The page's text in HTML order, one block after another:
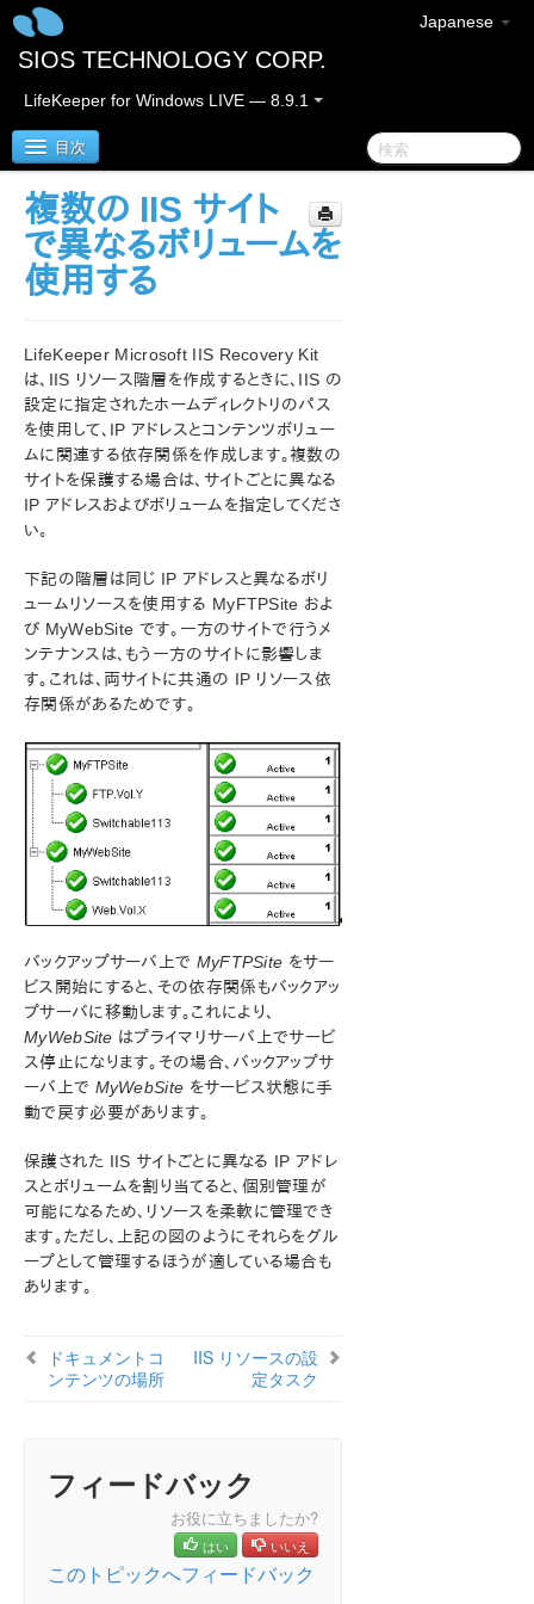
Japanese
SIOS TECHNOLOGY CORP.
LifeKeeper for Windows LIVE — 8.9.1
目次
LifeKeeper for Windows
LifeKeeper for Windows リリースノート
クラウド環境における LifeKeeper for Windows の利用
について
LifeKeeper for Windows インストレーションガイド
総合メッセージカタログ
アプリケーションリカバリーキット
Recovery Kit for EC2™ 管理ガイド
Generic ARK for Load Balancer probe reply
LifeKeeper for Windows Microsoft SQL Server
Recovery Kit イントロダクション
LifeKeeper for Windows PostgreSQL Recovery Kit イン
トロダクション
LifeKeeper Oracle Recovery Kit イントロダクション
LifeKeeper Microsoft Internet Information Services
IIS のインストール
IIS の構成の定義と制限
IIS の必要な役割、役割サービス、および機能
IIS アクティブ / アクティブ設定
プライマリとバックアップの指定
命名規約
同一のプライマリ/バックアップ Web サイト
IIS 設定
ドキュメントコンテンツの場所
複数の IIS サイトで異なるボリュームを使用する
IIS リソースの設定タスク
IIS リソース階層のテスト
LifeKeeper Recovery Kit for Route 53™ 管理ガイド
LifeKeeper Single Server Protection for Windows
LifeKeeper Single Server Protection for Windows
テクニカルドキュメンテーション
複数の IIS サイト
で異なるボリュームを
使用する
LifeKeeper Microsoft IIS Recovery Kit
は、IIS リソース階層を作成するときに、IIS の
設定に指定されたホームディレクトリのパス
を使用して、IP アドレスとコンテンツボリュー
ムに関連する依存関係を作成します。複数の
サイトを保護する場合は、サイトごとに異なる
IP アドレスおよびボリュームを指定してくださ
い。
下記の階層は同じ IP アドレスと異なるボリ
ュームリソースを使用する MyFTPSite およ
び MyWebSite です。一方のサイトで行うメ
ンテナンスは、もう一方のサイトに影響しま
す。これは、両サイトに共通の IP リソース依
存関係があるためです。
バックアップサーバ上で MyFTPSite をサー
ビス開始にすると、その依存関係もバックアッ
プサーバに移動します。これにより、
MyWebSite はプライマリサーバ上でサービ
ス停止になります。その場合、バックアップサ
ーバ上で MyWebSite をサービス状態に手
動で戻す必要があります。
保護された IIS サイトごとに異なる IP アドレ
スとボリュームを割り当てると、個別管理が
可能になるため、リソースを柔軟に管理でき
ます。ただし、上記の図のようにそれらをグル
ープとして管理するほうが適している場合も
あります。
ドキュメントコ
ンテンツの場所
IIS リソースの設
定タスク
フィードバック
お役に立ちましたか?
はい いいえ
このトピックへフィードバック